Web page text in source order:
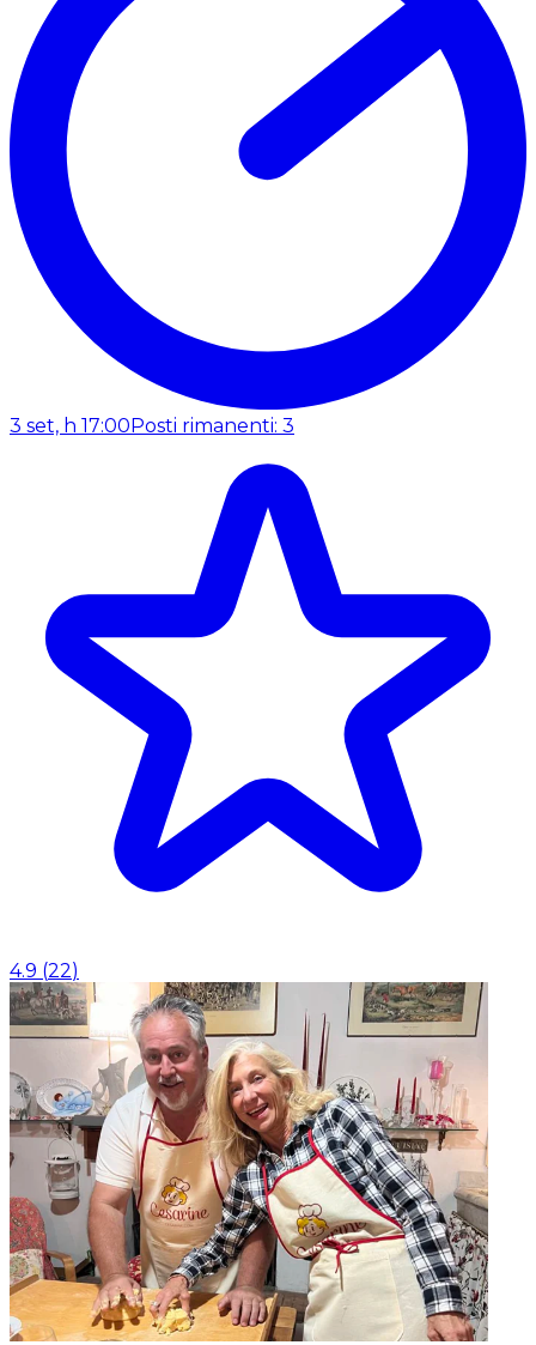
3 set, h 17:00Posti rimanenti: 3
4.9 (22)